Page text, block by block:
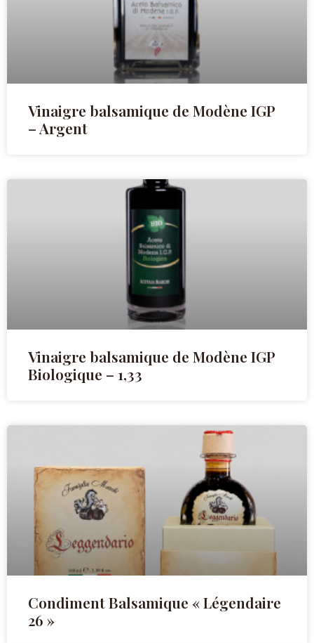
Vinaigre balsamique de Modène IGP
– Argent
Vinaigre balsamique de Modène IGP
Biologique – 1,33
Condiment Balsamique « Légendaire
26 »